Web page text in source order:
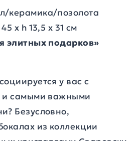
керамика/позолота
х h 13,5 х 31 см
элитных подарков»
у вас с
и самыми важными
Безусловно,
из коллекции